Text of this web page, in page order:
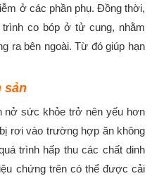
ở các phần phụ. Đồng thời,
co bóp ở tử cung, nhằm
ra bên ngoài. Từ đó giúp hạn
sản
nở sức khỏe trở nên yếu hơn
rơi vào trường hợp ăn không
trình hấp thu các chất dinh
chứng trên có thể được cải